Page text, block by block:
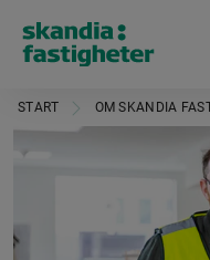
START OM SKANDIA